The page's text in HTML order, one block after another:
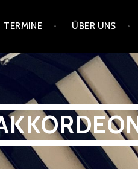
TERMINE ÜBER UNS